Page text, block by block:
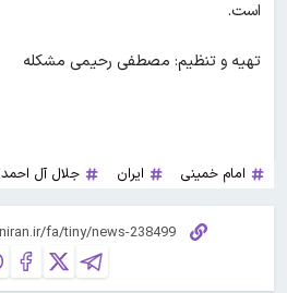
است.
تهیه و تنظیم: مصطفی رحیمی مشکله
امام خمینی ایران جلال آل احمد